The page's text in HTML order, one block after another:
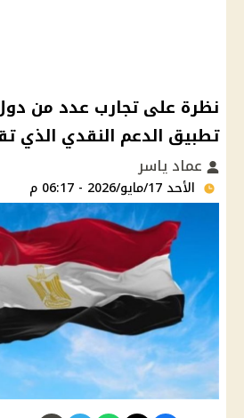
نظرة على تجارب عدد من دول
تطبيق الدعم النقدي الذي
عماد ياسر
الأحد 17/مايو/2026 - 06:17 م